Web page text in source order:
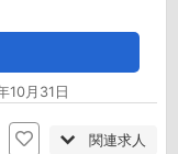
月31日
関連求人